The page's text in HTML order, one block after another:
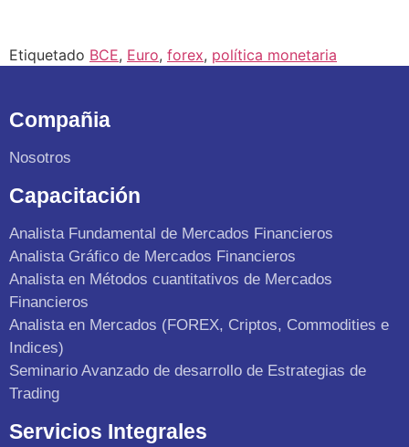
Etiquetado BCE, Euro, forex, política monetaria
Compañia
Nosotros
Capacitación
Analista Fundamental de Mercados Financieros
Analista Gráfico de Mercados Financieros
Analista en Métodos cuantitativos de Mercados
Financieros
Analista en Mercados (FOREX, Criptos, Commodities e
Indices)
Seminario Avanzado de desarrollo de Estrategias de
Trading
Servicios Integrales